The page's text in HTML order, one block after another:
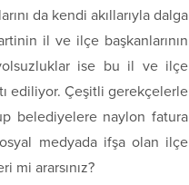
da kendi akıllarıyla dalga
il ve ilçe başkanlarının
yolsuzluklar ise bu il ve ilçe
ediliyor. Çeşitli gerekçelerle
belediyelere naylon fatura
medyada ifşa olan ilçe
mi ararsınız?